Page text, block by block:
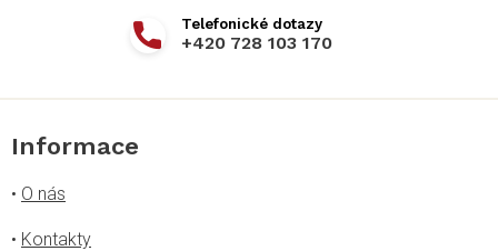
+420 728 103 170
Informace
• O nás
• Kontakty